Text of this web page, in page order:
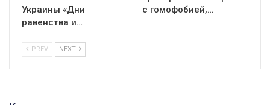
Украины «Дни
равенства и…
с гомофобией,…
PREV NEXT